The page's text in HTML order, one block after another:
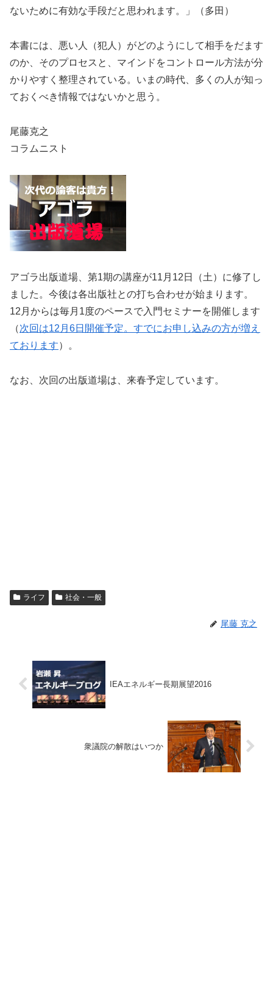
ないために有効な手段だと思われます。」（多田）
本書には、悪い人（犯人）がどのようにして相手をだます
のか、そのプロセスと、マインドをコントロール方法が分
かりやすく整理されている。いまの時代、多くの人が知っ
ておくべき情報ではないかと思う。
尾藤克之
コラムニスト
アゴラ出版道場、第1期の講座が11月12日（土）に修了し
ました。今後は各出版社との打ち合わせが始まります。
12月からは毎月1度のペースで入門セミナーを開催します
（次回は12月6日開催予定。すでにお申し込みの方が増え
ております）。
なお、次回の出版道場は、来春予定しています。
ライフ 社会・一般
尾藤 克之
IEAエネルギー長期展望2016
衆議院の解散はいつか